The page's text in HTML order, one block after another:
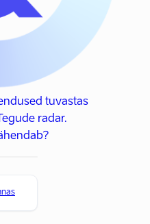
tuvastas
radar.